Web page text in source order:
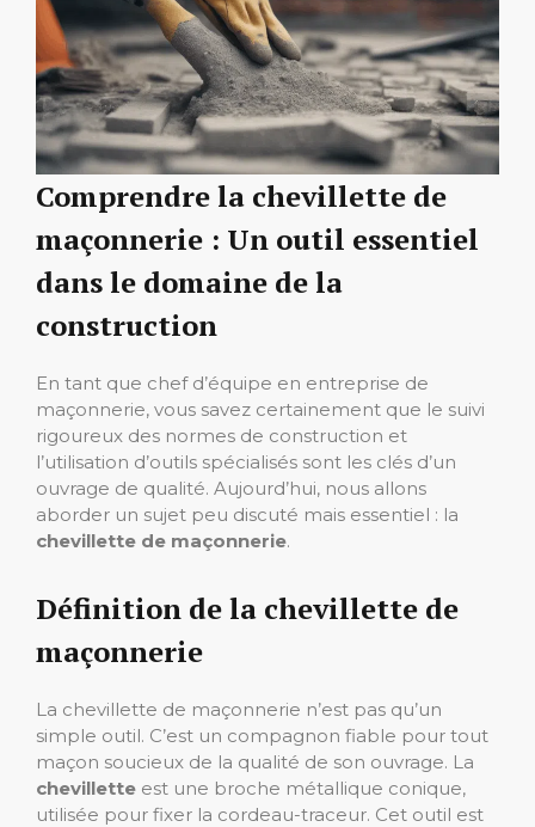
Comprendre la chevillette de
maçonnerie : Un outil essentiel
dans le domaine de la
construction
En tant que chef d’équipe en entreprise de
maçonnerie, vous savez certainement que le suivi
rigoureux des normes de construction et
l’utilisation d’outils spécialisés sont les clés d’un
ouvrage de qualité. Aujourd’hui, nous allons
aborder un sujet peu discuté mais essentiel : la
chevillette de maçonnerie.
Définition de la chevillette de
maçonnerie
La chevillette de maçonnerie n’est pas qu’un
simple outil. C’est un compagnon fiable pour tout
maçon soucieux de la qualité de son ouvrage. La
chevillette est une broche métallique conique,
utilisée pour fixer la cordeau-traceur. Cet outil est